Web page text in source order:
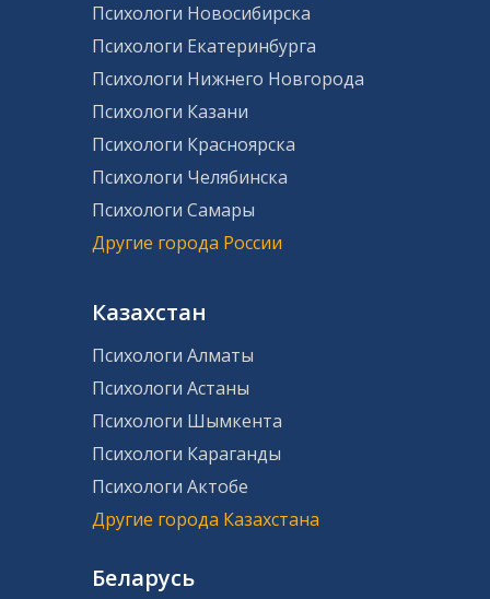
Психологи Новосибирска
Психологи Екатеринбурга
Психологи Нижнего Новгорода
Психологи Казани
Психологи Красноярска
Психологи Челябинска
Психологи Самары
Другие города России
Казахстан
Психологи Алматы
Психологи Астаны
Психологи Шымкента
Психологи Караганды
Психологи Актобе
Другие города Казахстана
Беларусь